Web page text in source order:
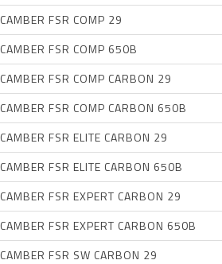
CAMBER FSR COMP 29
CAMBER FSR COMP 650B
CAMBER FSR COMP CARBON 29
CAMBER FSR COMP CARBON 650B
CAMBER FSR ELITE CARBON 29
CAMBER FSR ELITE CARBON 650B
CAMBER FSR EXPERT CARBON 29
CAMBER FSR EXPERT CARBON 650B
CAMBER FSR SW CARBON 29